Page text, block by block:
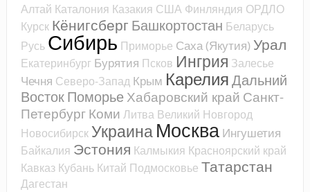
Алтай Каталония Казакия США Финляндия ОРДЛО
Курск Кёнигсберг Башкортостан Беларусь
Русь Сибирь Приморье Саха (Якутия) Урал
Екатеринбург Бурятия Псков Ингрия Залесье
Чечня Северо-Запад Крым КарелияДальний
ВостокПоморье Хабаровский край Санкт-
Петербург Коми Литва Великий Новгород
Новосибирск УкраинаМосква Ингушетия
Байкалия Эстония Калмыкия Красноярский край
Кавказ Кубань Китай Подмосковье Татарстан
Дагестан